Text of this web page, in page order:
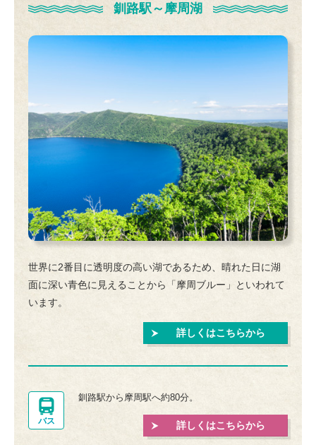
釧路駅～摩周湖
世界に2番目に透明度の高い湖であるため、晴れた日に湖
面に深い青色に見えることから「摩周ブルー」といわれて
います。
詳しくはこちらから
バス
釧路駅から摩周駅へ約80分。
詳しくはこちらから